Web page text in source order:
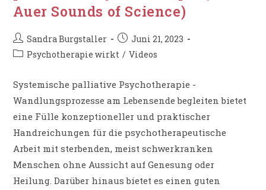
Auer Sounds of Science)
Beitrags-
Autor:
Sandra Burgstaller
Beitrag
veröffentlicht:
Juni 21, 2023
Beitrags-
Psychotherapie wirkt / Videos
Systemische palliative Psychotherapie -
Wandlungsprozesse am Lebensende begleiten bietet
eine Fülle konzeptioneller und praktischer
Handreichungen für die psychotherapeutische
Arbeit mit sterbenden, meist schwerkranken
Menschen ohne Aussicht auf Genesung oder
Heilung. Darüber hinaus bietet es einen guten